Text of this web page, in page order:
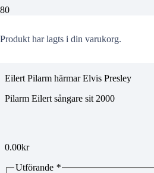
Produkt har lagts i din varukorg.
00765487
Eilert Pilarm härmar Elvis Presley
Pilarm Eilert sångare sit 2000
0.00kr
Utförande *